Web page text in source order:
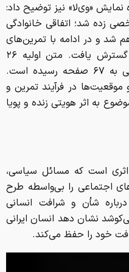
نمایش «وی‌لا» نیز توضیح داد:
زده شد؛ اتفاقی خانوادگی
شد و در ادامه با تمرین‌های
کارگاهی و بداهه‌پردازی بازیگران گسترش یافت. متن اولیه ۲۶
صفحه بود اما امروز نسخه نهایی به ۶۷ صفحه رسیده است.
در فرآیند تمرین و
به اثر هویتی زنده و پویا
اثری است که مسائل سیاسی،
اجتماعی را بی‌واسطه طرح
شأن و شرافت انسانی
نشان دهد انسان ایرانی
خود را حفظ می‌کند.